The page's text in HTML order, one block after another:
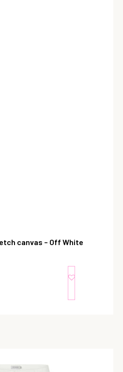
canvas – Off White